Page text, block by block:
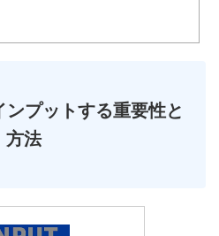
プットする重要性と
方法